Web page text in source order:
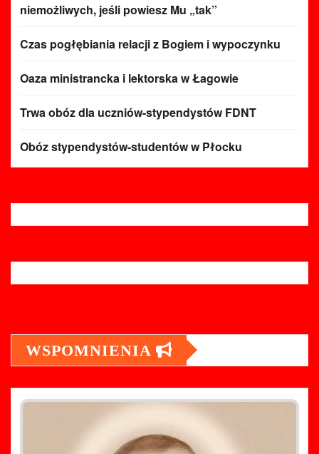
niemożliwych, jeśli powiesz Mu „tak”
Czas pogłębiania relacji z Bogiem i wypoczynku
Oaza ministrancka i lektorska w Łagowie
Trwa obóz dla uczniów-stypendystów FDNT
Obóz stypendystów-studentów w Płocku
WSPOMNIENIA